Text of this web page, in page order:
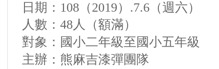
日期： 108 （2019） .7.6（週六）
人數： 48人（額滿）
對象 ： 國小二年級至國小五年級
主辦 ： 熊麻吉漆彈團隊